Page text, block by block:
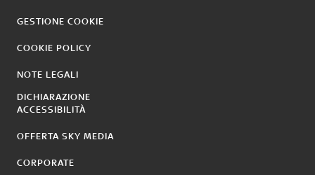
GESTIONE COOKIE
COOKIE POLICY
NOTE LEGALI
DICHIARAZIONE
ACCESSIBILITÀ
OFFERTA SKY MEDIA
CORPORATE